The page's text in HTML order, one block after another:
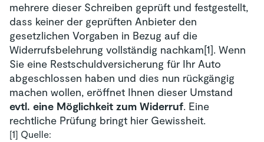
mehrere dieser Schreiben geprüft und festgestellt,
dass keiner der geprüften Anbieter den
gesetzlichen Vorgaben in Bezug auf die
Widerrufsbelehrung vollständig nachkam[1]. Wenn
Sie eine Restschuldversicherung für Ihr Auto
abgeschlossen haben und dies nun rückgängig
machen wollen, eröffnet Ihnen dieser Umstand
evtl. eine Möglichkeit zum Widerruf. Eine
rechtliche Prüfung bringt hier Gewissheit.
[1] Quelle: